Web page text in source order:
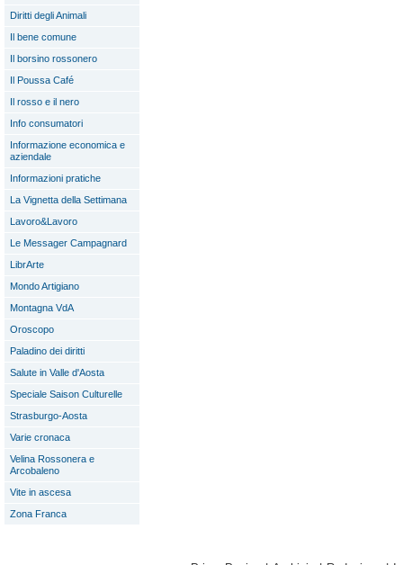
Diritti degli Animali
Il bene comune
Il borsino rossonero
Il Poussa Café
Il rosso e il nero
Info consumatori
Informazione economica e
aziendale
Informazioni pratiche
La Vignetta della Settimana
Lavoro&Lavoro
Le Messager Campagnard
LibrArte
Mondo Artigiano
Montagna VdA
Oroscopo
Paladino dei diritti
Salute in Valle d'Aosta
Speciale Saison Culturelle
Strasburgo-Aosta
Varie cronaca
Velina Rossonera e
Arcobaleno
Vite in ascesa
Zona Franca